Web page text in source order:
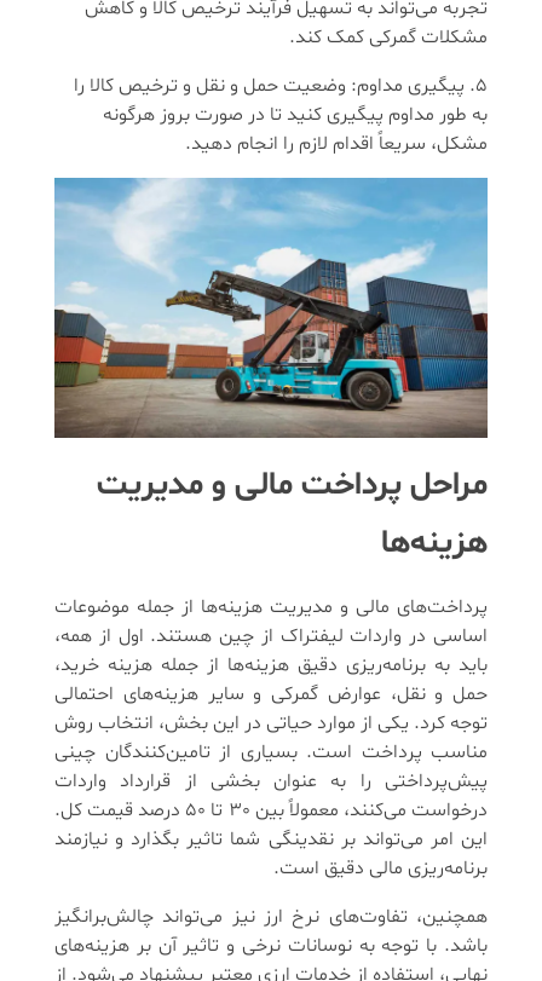
تجربه می‌تواند به تسهیل فرآیند ترخیص کالا و کاهش
مشکلات گمرکی کمک کند.
پیگیری مداوم: وضعیت حمل و نقل و ترخیص کالا را
به طور مداوم پیگیری کنید تا در صورت بروز هرگونه
مشکل، سریعاً اقدام لازم را انجام دهید.
مراحل پرداخت مالی و مدیریت
هزینه‌ها
پرداخت‌های مالی و مدیریت هزینه‌ها از جمله موضوعات
اساسی در واردات لیفتراک از چین هستند. اول از همه،
باید به برنامه‌ریزی دقیق هزینه‌ها از جمله هزینه خرید،
حمل و نقل، عوارض گمرکی و سایر هزینه‌های احتمالی
توجه کرد. یکی از موارد حیاتی در این بخش، انتخاب روش
مناسب پرداخت است. بسیاری از تامین‌کنندگان چینی
پیش‌پرداختی را به عنوان بخشی از قرارداد واردات
درخواست می‌کنند، معمولاً بین 30 تا 50 درصد قیمت کل.
این امر می‌تواند بر نقدینگی شما تاثیر بگذارد و نیازمند
برنامه‌ریزی مالی دقیق است.
همچنین، تفاوت‌های نرخ ارز نیز می‌تواند چالش‌برانگیز
باشد. با توجه به نوسانات نرخی و تاثیر آن بر هزینه‌های
نهایی، استفاده از خدمات ارزی معتبر پیشنهاد می‌شود. از